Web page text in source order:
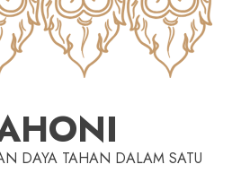
DAYA TAHAN DALAM SATU